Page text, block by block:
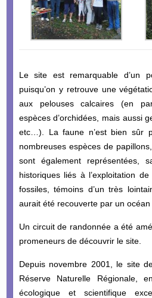
Le site est remarquable d’un
puisqu’on y retrouve une
aux pelouses calcaires (en
espèces d’orchidées, mais aussi
etc…). La faune n’est bien sûr
nombreuses espèces de
sont également représentées,
historiques liés à l’exploitation
fossiles, témoins d’un très
aurait été recouverte par un océan
Un circuit de randonnée a été
promeneurs de découvrir le site.
Depuis novembre 2001, le site
Réserve Naturelle Régionale,
écologique et scientifique